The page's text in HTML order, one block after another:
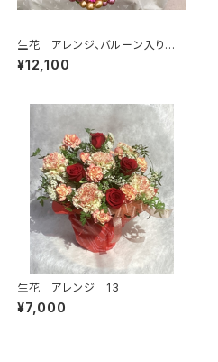
生花 アレンジ、バルーン入り 2
3
¥12,100
生花 アレンジ 13
¥7,000